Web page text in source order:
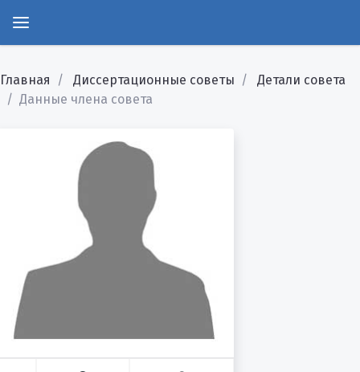
Главная Диссертационные советы
Детали совета
Данные члена совета